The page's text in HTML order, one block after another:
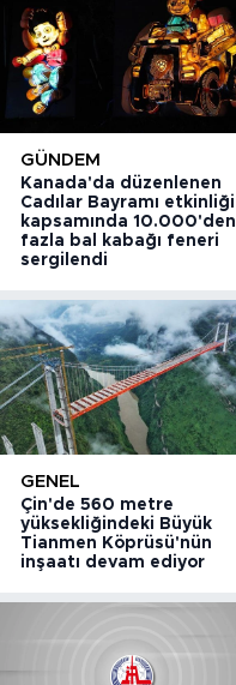
GÜNDEM
Kanada'da düzenlenen
Cadılar Bayramı etkinliği
kapsamında 10.000'den
fazla bal kabağı feneri
sergilendi
GENEL
Çin'de 560 metre
yüksekliğindeki Büyük
Tianmen Köprüsü'nün
inşaatı devam ediyor